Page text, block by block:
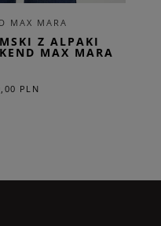
MAX MARA
Z ALPAKI
MAX MARA
PLN